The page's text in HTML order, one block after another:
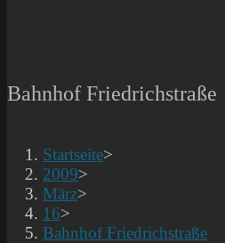
Bahnhof Friedrichstraße
Startseite>
2009>
März>
16>
Bahnhof Friedrichstraße